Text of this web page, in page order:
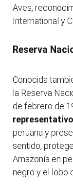
Aves,
International y
Reserva
Conocida
la Reserva
de febrero de
peruana y
sentido,
Amazonía en
negro y el lobo